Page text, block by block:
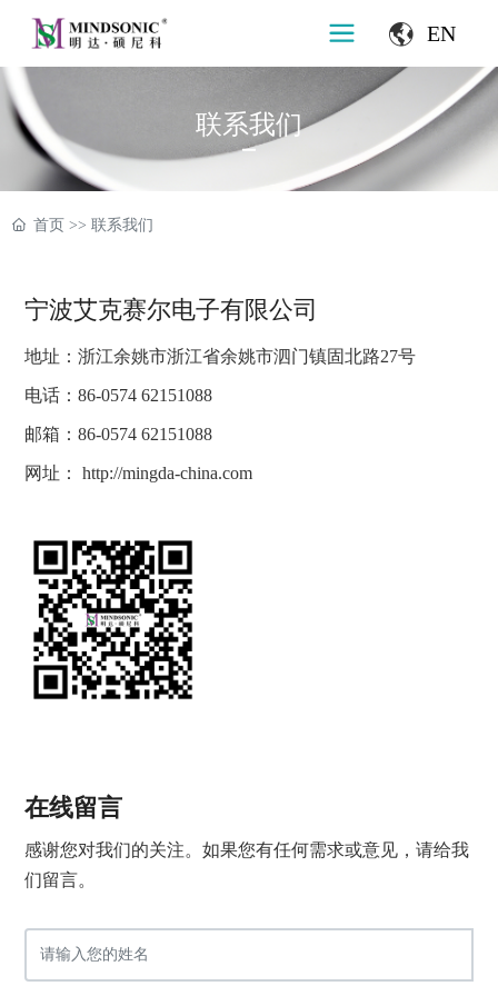
EN
联系我们
首页 >>联系我们
宁波艾克赛尔电子有限公司
地址：浙江余姚市浙江省余姚市泗门镇固北路27号
电话： 86-0574 62151088
邮箱： 86-0574 62151088
网址： http://mingda-china.com
在线留言
感谢您对我们的关注。如果您有任何需求或意见，请给我
们留言。